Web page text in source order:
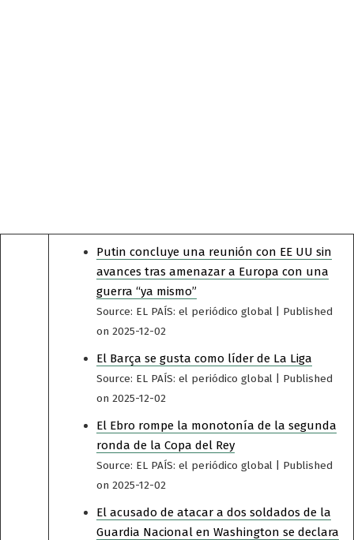
Putin concluye una reunión con EE UU sin
avances tras amenazar a Europa con una
guerra “ya mismo”
Source: EL PAÍS: el periódico global
Published
on 2025-12-02
El Barça se gusta como líder de La Liga
Source: EL PAÍS: el periódico global
Published
on 2025-12-02
El Ebro rompe la monotonía de la segunda
ronda de la Copa del Rey
Source: EL PAÍS: el periódico global
Published
on 2025-12-02
El acusado de atacar a dos soldados de la
Guardia Nacional en Washington se declara